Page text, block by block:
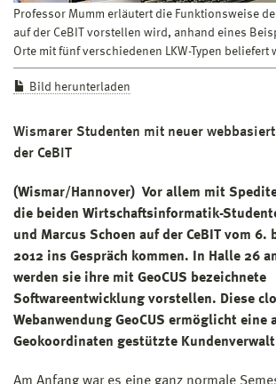
Professor Mumm erläutert die Funktionsweise
auf der CeBIT vorstellen wird, anhand eines
Orte mit fünf verschiedenen LKW-Typen beliefert
Bild herunterladen
Wismarer Studenten mit neuer
der CeBIT
(Wismar/Hannover) Vor allem mit
die beiden Wirtschaftsinformatik-
und Marcus Schoen auf der CeBIT vom 6.
2012 ins Gespräch kommen. In Halle 26
werden sie ihre mit GeoCUS bezeichnete
Softwareentwicklung vorstellen. Diese
Webanwendung GeoCUS ermöglicht eine
Geokoordinaten gestützte
Am Anfang war es eine ganz normale